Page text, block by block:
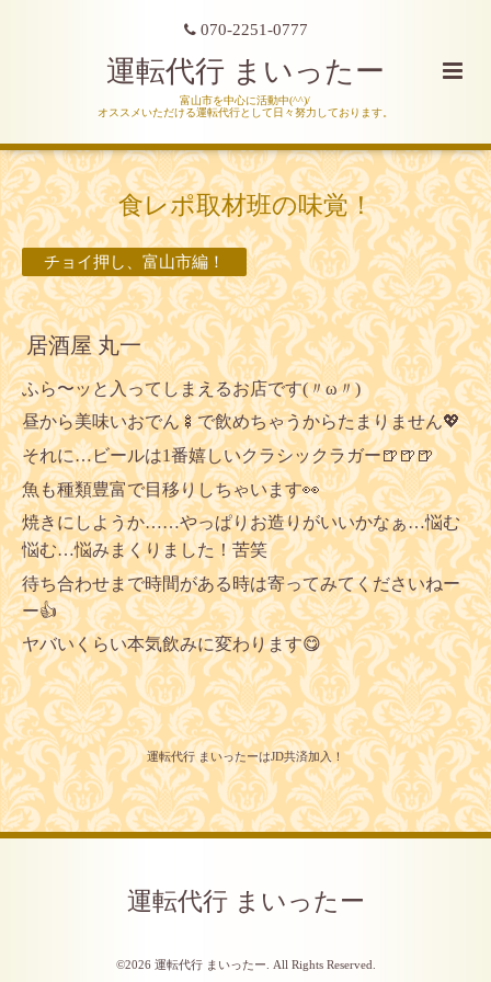
070-2251-0777
運転代行 まいったー
富山市を中心に活動中(^^)/
オススメいただける運転代行として日々努力しております。
食レポ取材班の味覚！
チョイ押し、富山市編！
居酒屋 丸一
ふら〜ッと入ってしまえるお店です(〃ω〃)
昼から美味いおでん🍢で飲めちゃうからたまりません💖
それに…ビールは1番嬉しいクラシックラガー🍺🍺🍺
魚も種類豊富で目移りしちゃいます👀
焼きにしようか……やっぱりお造りがいいかなぁ…悩む
悩む…悩みまくりました！苦笑
待ち合わせまで時間がある時は寄ってみてくださいねー
ー👍
ヤバいくらい本気飲みに変わります😋
運転代行 まいったーはJD共済加入！
運転代行 まいったー
©2026 運転代行 まいったー . All Rights Reserved.